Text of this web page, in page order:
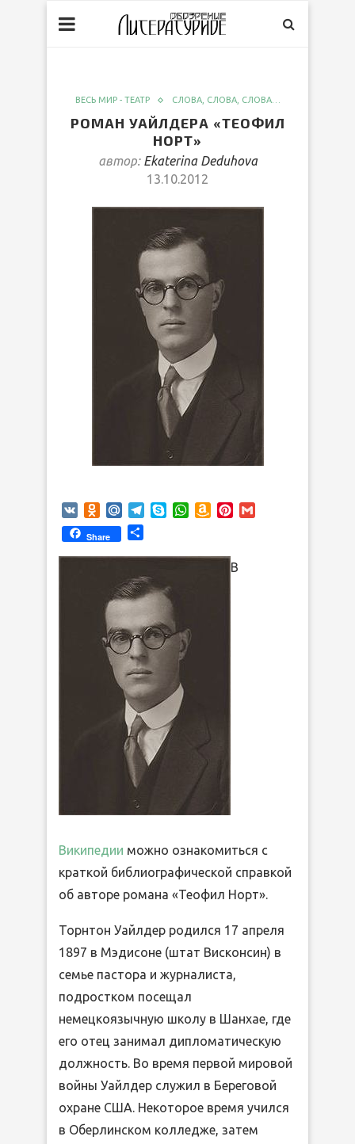
ВЕСЬ МИР - ТЕАТР СЛОВА, СЛОВА, СЛОВА…
РОМАН УАЙЛДЕРА «ТЕОФИЛ
НОРТ»
автор: Ekaterina Deduhova
13.10.2012
VK Odnoklassniki
Mail.RuTelegram
SkypeWhatsApp
AmazonPinterest
Share
В
Википедии можно ознакомиться с
краткой библиографической справкой
об авторе романа «Теофил Норт».
Торнтон Уайлдер родился 17 апреля
1897 в Мэдисоне (штат Висконсин) в
семье пастора и журналиста,
подростком посещал
немецкоязычную школу в Шанхае, где
его отец занимал дипломатическую
должность. Во время первой мировой
войны Уайлдер служил в Береговой
охране США. Некоторое время учился
в Оберлинском колледже, затем